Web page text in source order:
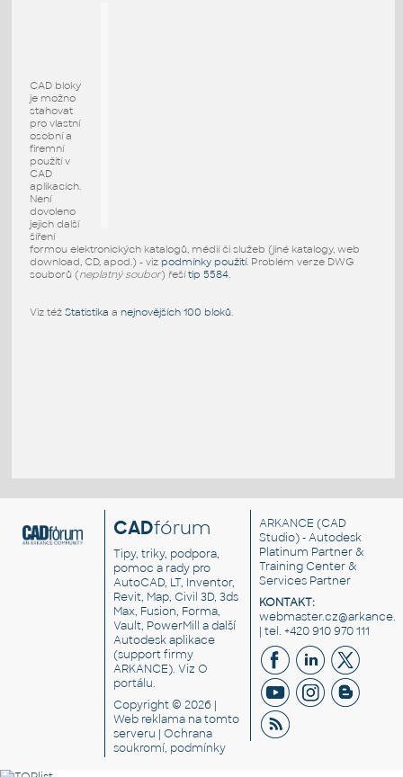
CAD bloky
je možno
stahovat
pro vlastní
osobní a
firemní
použití v
CAD
aplikacích.
Není
dovoleno
jejich další
šíření
formou elektronických katalogů, médií či služeb (jiné katalogy, web
download, CD, apod.) - viz podmínky použití. Problém verze DWG
souborů (neplatný soubor) řešítip 5584.
Viz též Statistika a nejnovějších 100 bloků.
CADfórum
Tipy, triky, podpora,
pomoc a rady pro
AutoCAD, LT, Inventor,
Revit, Map, Civil 3D, 3ds
Max, Fusion, Forma,
Vault, PowerMill a další
Autodesk aplikace
(support firmy
ARKANCE). VizO
portálu.
Copyright © 2026 |
Web reklama na tomto
serveru |Ochrana
soukromí, podmínky
ARKANCE (CAD
Studio) - Autodesk
Platinum Partner &
Training Center &
Services Partner
KONTAKT:
| tel. +420 910 970 111